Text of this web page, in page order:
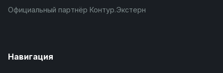
Официальный партнёр Контур.Экстерн
Навигация